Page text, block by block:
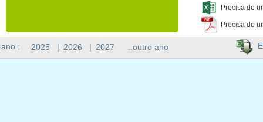
Precisa de
Precisa de
: 2025 | 2026 | 2027 ..outro ano